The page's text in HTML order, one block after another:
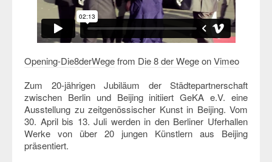
Opening-Die8derWegefrom Die 8 der WegeonVimeo
Zum 20-jährigen Jubiläum der Städtepartnerschaft
zwischen Berlin und Beijing initiiert GeKA e.V. eine
Ausstellung zu zeitgenössischer Kunst in Beijing. Vom
30. April bis 13. Juli werden in den Berliner Uferhallen
Werke von über 20 jungen Künstlern aus Beijing
präsentiert.